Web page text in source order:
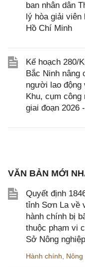
ban nhân dân
lý hòa giải viên
Hồ Chí Minh
Kế hoạch 280/
Bắc Ninh nâng
người lao động
Khu, cụm công
giai đoạn 2026
VĂN BẢN MỚI
Quyết định
tỉnh Sơn La về
hành chính bị
thuộc phạm vi
Sở Nông
Hành chính